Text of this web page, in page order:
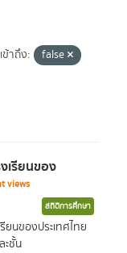
ข้าถึง:
false
เรียนของ
views
สถิติการศึกษา
ยนของประเทศไทย
ะชั้น